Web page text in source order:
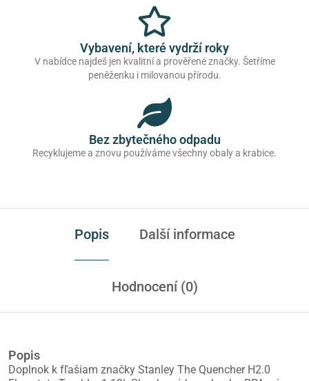
Vybavení, které vydrží roky
V nabídce najdeš jen kvalitní a prověřené značky. Šetříme
peněženku i milovanou přírodu.
Bez zbytečného odpadu
Recyklujeme a znovu používáme všechny obaly a krabice.
Popis Další informace
Hodnocení (0)
Popis
Doplnok k fľašiam značky Stanley The Quencher H2.0